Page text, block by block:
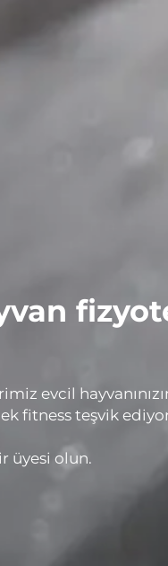
evcil
fitness teşvik
üyesi olun.